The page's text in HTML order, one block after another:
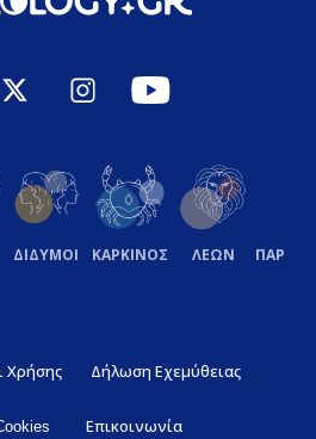
ΔΙΔΥΜΟΙ ΚΑΡΚΙΝΟΣ ΛΕΩΝ
Χρήσης Δήλωση Εχεμύθειας
Επικοινωνία